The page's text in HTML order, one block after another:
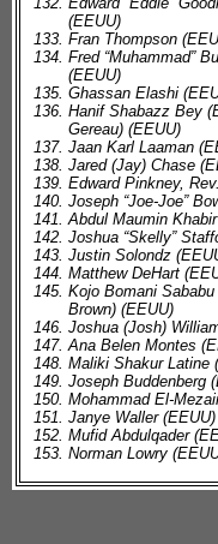
(EEUU)
Fran Thompson
Fred “Muhammad”
(EEUU)
Ghassan Elashi
Hanif Shabazz Bey
Gereau) (EEUU)
Jaan Karl Laaman
Jared (Jay) Chase
Edward Pinkney,
Joseph “Joe-Joe”
Abdul Maumin
Joshua “Skelly”
Justin Solondz
Matthew DeHart
Kojo Bomani Sababu
Brown) (EEUU)
Joshua (Josh)
Ana Belen Montes
Maliki Shakur Latine
Joseph Buddenberg
Mohammad El-
Janye Waller (EEUU)
Mufid Abdulqader
Norman Lowry